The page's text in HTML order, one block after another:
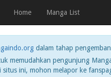
Home Manga List
dalam tahap
memudahkan pengunjung
situs ini, mohon melapor ke